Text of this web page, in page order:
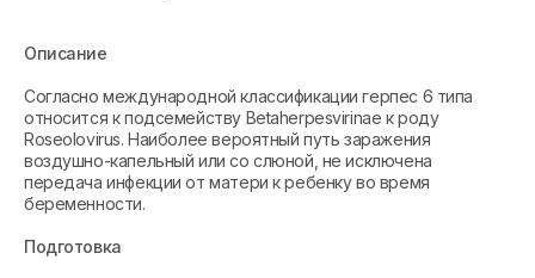
Описание
Согласно международной классификации герпес 6 типа
относится к подсемейству Betaherpesvirinae к роду
Roseolovirus. Наиболее вероятный путь заражения
воздушно-капельный или со слюной, не исключена
передача инфекции от матери к ребенку во время
беременности.
Подготовка